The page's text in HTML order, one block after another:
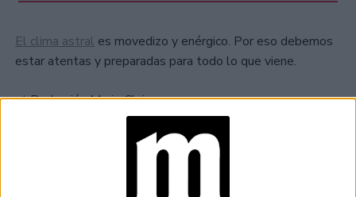
El clima astral es movedizo y enérgico. Por eso debemos
estar atentas y preparadas para todo lo que viene.
at Redacción Marie Claire
GALERÍA DE IMÁGENES